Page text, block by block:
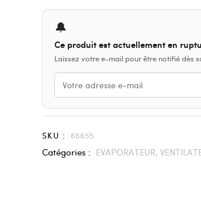
🔔
Ce produit est actuellement en
Laissez votre e-mail pour être notifié dès
SKU : 66655
Catégories : EVAPORATEUR,